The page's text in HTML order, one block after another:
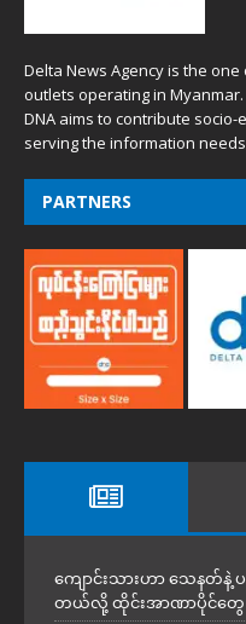
Delta News Agency is the
outlets operating in
DNA aims to contribute
serving the information
PARTNERS
ကျောင်းသားဟာ သေန
တယ်လို့ ထိုင်းအာဏာပိုင်တွေ